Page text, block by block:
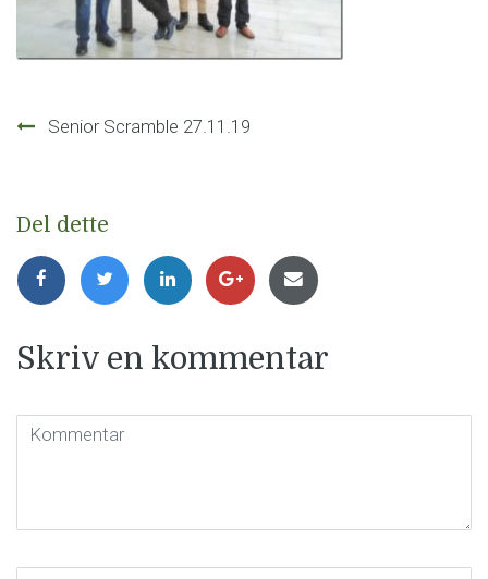
Innleggsnavigasjon
Senior Scramble 27.11.19
Del dette
Skriv en kommentar
Kommentar